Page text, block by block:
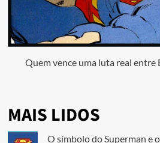
Quem vence uma luta real entre
MAIS LIDOS
O símbolo do Superman e